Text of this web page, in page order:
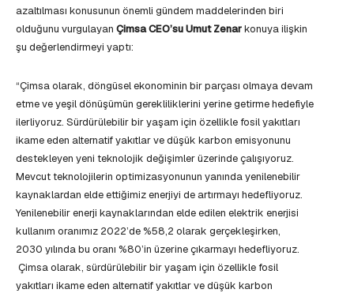
azaltılması konusunun önemli gündem maddelerinden biri
olduğunu vurgulayan Çimsa CEO’su Umut Zenarkonuya ilişkin
şu değerlendirmeyi yaptı:
“Çimsa olarak, döngüsel ekonominin bir parçası olmaya devam
etme ve yeşil dönüşümün gerekliliklerini yerine getirme hedefiyle
ilerliyoruz. Sürdürülebilir bir yaşam için özellikle fosil yakıtları
ikame eden alternatif yakıtlar ve düşük karbon emisyonunu
destekleyen yeni teknolojik değişimler üzerinde çalışıyoruz.
Mevcut teknolojilerin optimizasyonunun yanında yenilenebilir
kaynaklardan elde ettiğimiz enerjiyi de artırmayı hedefliyoruz.
Yenilenebilir enerji kaynaklarından elde edilen elektrik enerjisi
kullanım oranımız 2022’de %58,2 olarak gerçekleşirken,
2030 yılında bu oranı %80’in üzerine çıkarmayı hedefliyoruz.
Çimsa olarak, sürdürülebilir bir yaşam için özellikle fosil
yakıtları ikame eden alternatif yakıtlar ve düşük karbon